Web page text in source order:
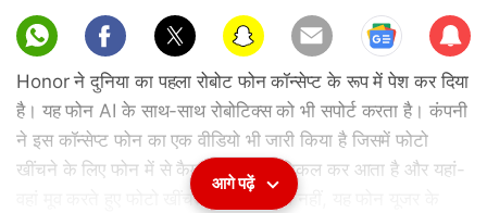
Sub
scri
be
Honor ने दुनिया का पहला रोबोट फोन कॉन्सेप्ट के रूप में पेश कर दिया
है। यह फोन AI के साथ-साथ रोबोटिक्स को भी सपोर्ट करता है। कंपनी
ने इस कॉन्सेप्ट फोन का एक वीडियो भी जारी किया है जिसमें फोटो
खींचने के लिए फोन में से कैमरा खुद बाहर निकल कर आता है और यहां-
वहां मूव करते हुए फोटो खींचता है। इतना ही नहीं, यह फोन यूजर के
आगे पढ़ें